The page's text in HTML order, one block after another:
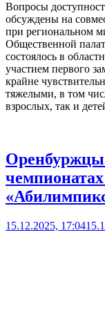
Вопросы
обсуждены на
при региональном
Общественной
состоялось в
участием первого
крайне
тяжелыми, в том
взрослых, так и
Оренбуржцы
15.12.2025, 17:04